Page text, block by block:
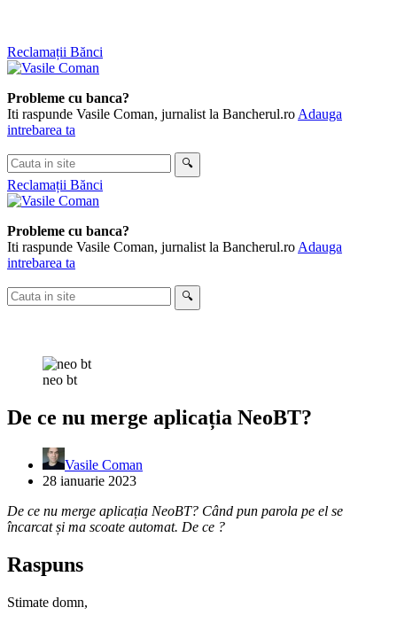
Sari
la
Reclamații Bănci
Probleme cu banca?
Iti raspunde Vasile Coman, jurnalist la Bancherul.ro Adauga
intrebarea ta
Cauta
in
site
🔍
Reclamații Bănci
Probleme cu banca?
Iti raspunde Vasile Coman, jurnalist la Bancherul.ro Adauga
intrebarea ta
Cauta
in
🔍
neo bt
De ce nu merge aplicația NeoBT?
Vasile Coman
28 ianuarie 2023
De ce nu merge aplicația NeoBT? Când pun parola pe el se
încarcat și ma scoate automat. De ce ?
Raspuns
Stimate domn,